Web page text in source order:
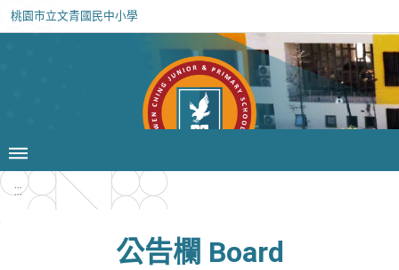
桃園市立文青國民中小學
:::
公告欄 Board